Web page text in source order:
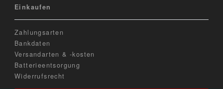
Einkaufen
Zahlungsarten
Bankdaten
Versandarten & -kosten
Batterieentsorgung
Widerrufsrecht